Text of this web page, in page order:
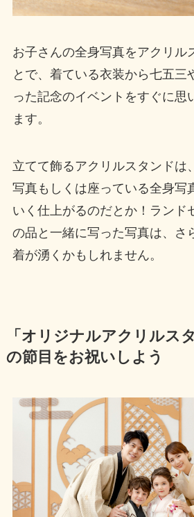
お子さんの全身写真をアクリル
とで、着ている衣装から七五三
った記念のイベントをすぐに思
ます。
立てて飾るアクリルスタンドは
写真もしくは座っている全身写
いく仕上がるのだとか！ランド
の品と一緒に写った写真は、さ
着が湧くかもしれません。
「オリジナルアクリルス
の節目をお祝いしよう